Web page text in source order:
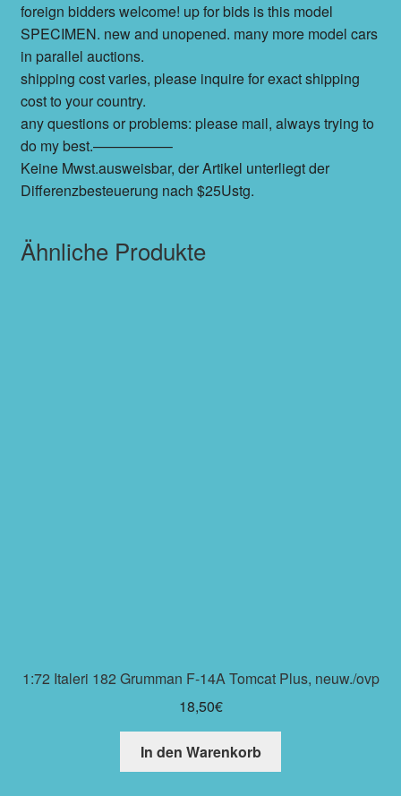
foreign bidders welcome! up for bids is this model
SPECIMEN. new and unopened. many more model cars
in parallel auctions.
shipping cost varies, please inquire for exact shipping
cost to your country.
any questions or problems: please mail, always trying to
do my best.—————–
Keine Mwst.ausweisbar, der Artikel unterliegt der
Differenzbesteuerung nach $25Ustg.
Ähnliche Produkte
1:72 Italeri 182 Grumman F-14A Tomcat Plus, neuw./ovp
18,50€
In den Warenkorb